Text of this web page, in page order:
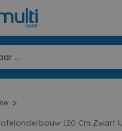
>
120 Cm Zwart